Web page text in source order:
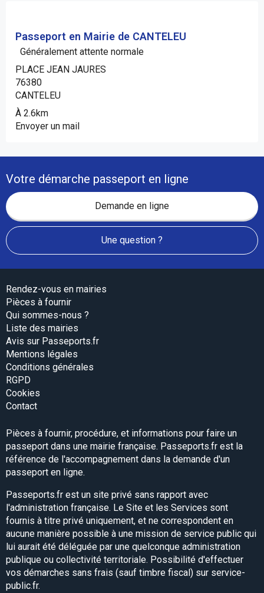
Passeport en Mairie de CANTELEU
Généralement attente normale
PLACE JEAN JAURES
76380
CANTELEU
À 2.6km
Envoyer un mail
Votre démarche passeport en ligne
Demande en ligne
Une question ?
Rendez-vous en mairies
Pièces à fournir
Qui sommes-nous ?
Liste des mairies
Avis sur Passeports.fr
Mentions légales
Conditions générales
RGPD
Cookies
Contact
Pièces à fournir, procédure, et informations pour faire un
passeport dans une mairie française. Passeports.fr est la
référence de l'accompagnement dans la demande d'un
passeport en ligne.
Passeports.fr est un site privé sans rapport avec
l'administration française. Le Site et les Services sont
fournis à titre privé uniquement, et ne correspondent en
aucune manière possible à une mission de service public qui
lui aurait été déléguée par une quelconque administration
publique ou collectivité territoriale. Possibilité d'effectuer
vos démarches sans frais (sauf timbre fiscal) sur service-
public.fr.